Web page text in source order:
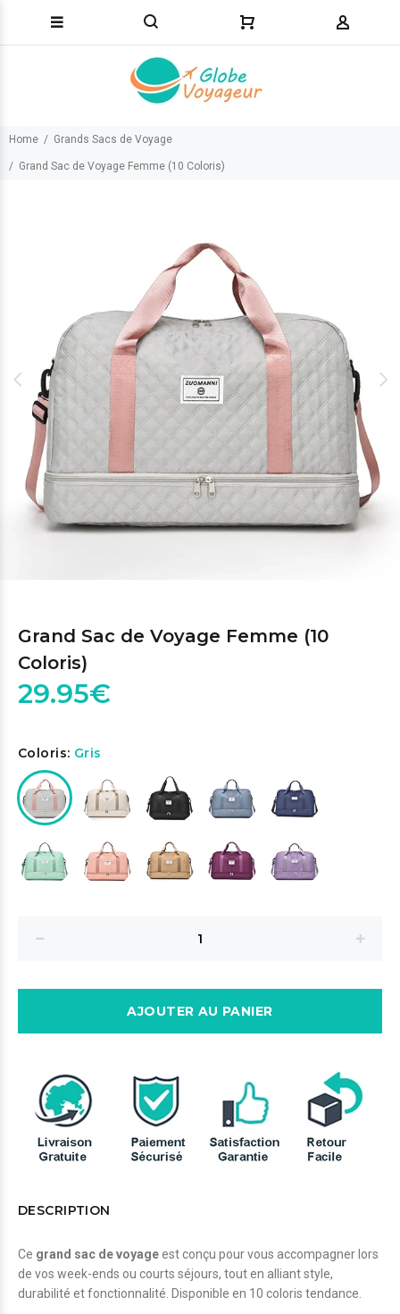
Home Grands Sacs de Voyage
Grand Sac de Voyage Femme (10 Coloris)
Grand Sac de Voyage Femme (10
Coloris)
29.95€
Coloris: Gris
AJOUTER AU PANIER
DESCRIPTION
Ce grand sac de voyageest conçu pour vous accompagner lors
de vos week-ends ou courts séjours, tout en alliant style,
durabilité et fonctionnalité. Disponible en 10 coloris tendance.